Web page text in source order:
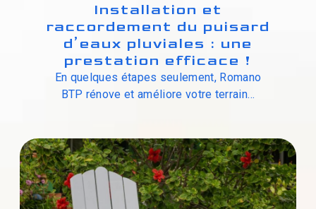
Installation et
raccordement du puisard
d’eaux pluviales : une
prestation efficace !
En quelques étapes seulement, Romano
BTP rénove et améliore votre terrain…